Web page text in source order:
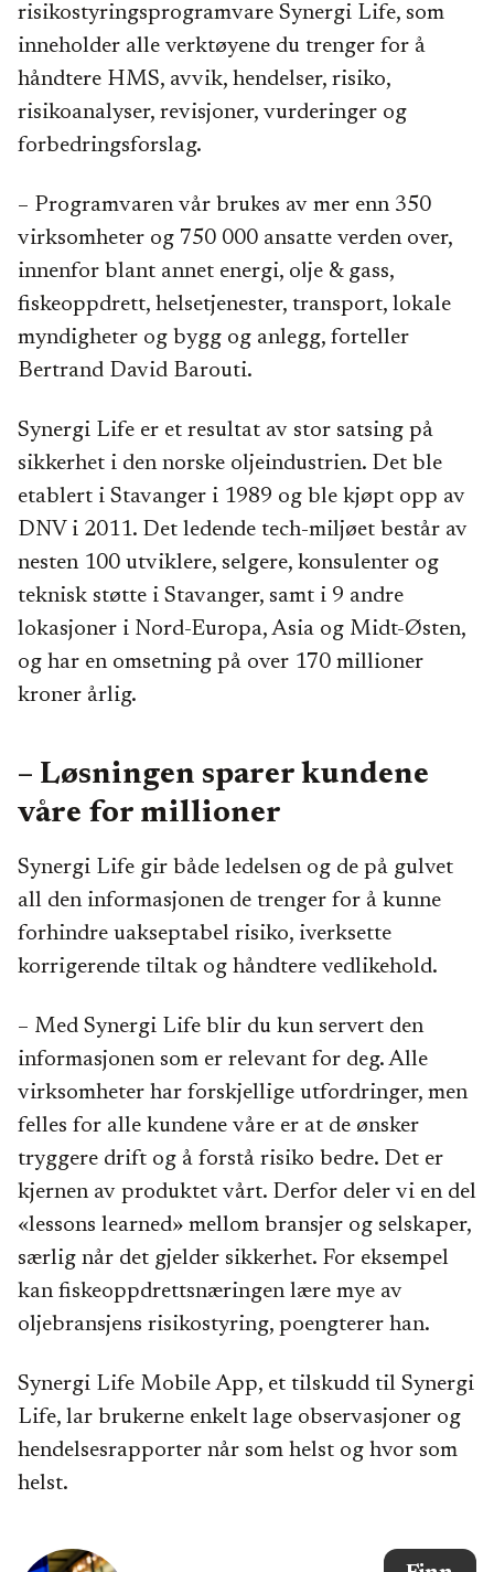
risikostyringsprogramvare Synergi Life, som
inneholder alle verktøyene du trenger for å
håndtere HMS, avvik, hendelser, risiko,
risikoanalyser, revisjoner, vurderinger og
forbedringsforslag.
– Programvaren vår brukes av mer enn 350
virksomheter og 750 000 ansatte verden over,
innenfor blant annet energi, olje & gass,
fiskeoppdrett, helsetjenester, transport, lokale
myndigheter og bygg og anlegg, forteller
Bertrand David Barouti.
Synergi Life er et resultat av stor satsing på
sikkerhet i den norske oljeindustrien. Det ble
etablert i Stavanger i 1989 og ble kjøpt opp av
DNV i 2011. Det ledende tech-miljøet består av
nesten 100 utviklere, selgere, konsulenter og
teknisk støtte i Stavanger, samt i 9 andre
lokasjoner i Nord-Europa, Asia og Midt-Østen,
og har en omsetning på over 170 millioner
kroner årlig.
– Løsningen sparer kundene
våre for millioner
Synergi Life gir både ledelsen og de på gulvet
all den informasjonen de trenger for å kunne
forhindre uakseptabel risiko, iverksette
korrigerende tiltak og håndtere vedlikehold.
– Med Synergi Life blir du kun servert den
informasjonen som er relevant for deg. Alle
virksomheter har forskjellige utfordringer, men
felles for alle kundene våre er at de ønsker
tryggere drift og å forstå risiko bedre. Det er
kjernen av produktet vårt. Derfor deler vi en del
«lessons learned» mellom bransjer og selskaper,
særlig når det gjelder sikkerhet. For eksempel
kan fiskeoppdrettsnæringen lære mye av
oljebransjens risikostyring, poengterer han.
Synergi Life Mobile App, et tilskudd til Synergi
Life, lar brukerne enkelt lage observasjoner og
hendelsesrapporter når som helst og hvor som
helst.